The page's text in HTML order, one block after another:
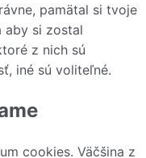
pamätal si tvoje
aby si zostal
z nich sú
iné sú voliteľné.
cookies. Väčšina z